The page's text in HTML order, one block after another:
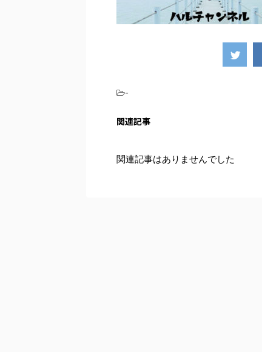
-
関連記事
関連記事はありませんでした